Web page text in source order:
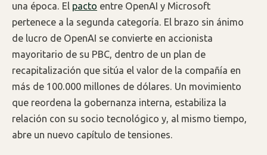
una época. El pacto entre OpenAI y Microsoft
pertenece a la segunda categoría. El brazo sin ánimo
de lucro de OpenAI se convierte en accionista
mayoritario de su PBC, dentro de un plan de
recapitalización que sitúa el valor de la compañía en
más de 100.000 millones de dólares. Un movimiento
que reordena la gobernanza interna, estabiliza la
relación con su socio tecnológico y, al mismo tiempo,
abre un nuevo capítulo de tensiones.